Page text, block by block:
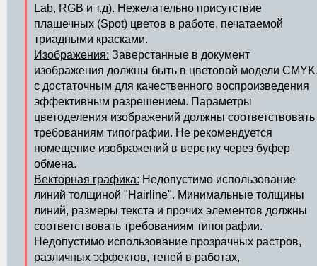
Lab, RGB и т.д). Нежелательно присутствие
плашечных (Spot) цветов в работе, печатаемой
триадными красками.
Изображения: Заверстанные в документ
изображения должны быть в цветовой модели
с достаточным для качественного воспроизведения
эффективным разрешением. Параметры
цветоделения изображений должны соответствовать
требованиям типографии. Не рекомендуется
помещение изображений в верстку через буфер
обмена.
Векторная графика: Недопустимо использование
линий толщиной "Hairline". Минимальные толщины
линий, размеры текста и прочих элементов должны
соответствовать требованиям типографии.
Недопустимо использование прозрачных растров,
различных эффектов, теней в работах,